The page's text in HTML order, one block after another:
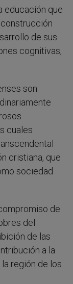
educación que
de sus
cognitivas,
son
cuales
cristiana, que
sociedad
de
del
de las
a la
región de los